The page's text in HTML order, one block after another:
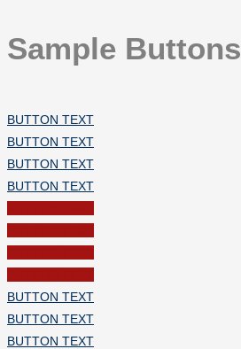
Sample Buttons
BUTTON TEXT
BUTTON TEXT
BUTTON TEXT
BUTTON TEXT
BUTTON TEXT
BUTTON TEXT
BUTTON TEXT